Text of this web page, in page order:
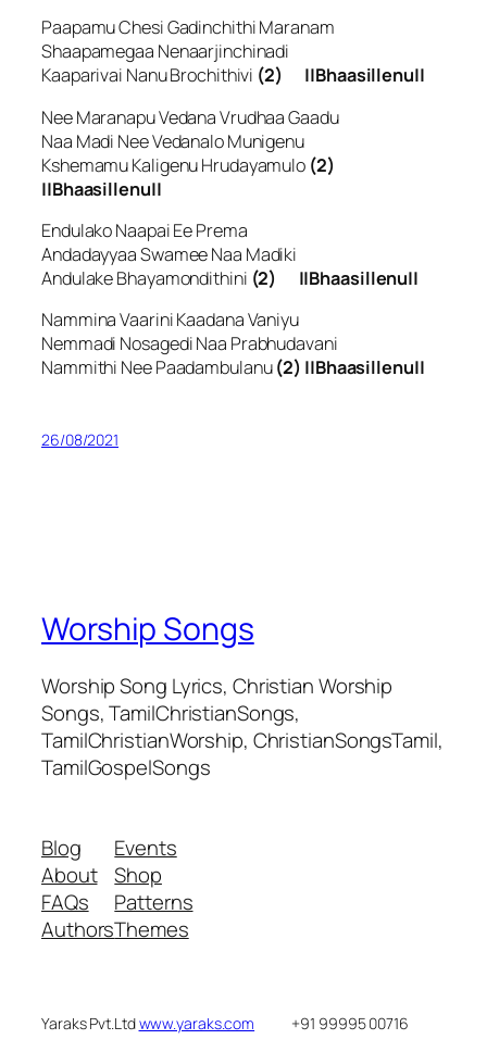
Paapamu Chesi Gadinchithi Maranam
Shaapamegaa Nenaarjinchinadi
Kaaparivai Nanu Brochithivi (2) ||Bhaasillenu||
Nee Maranapu Vedana Vrudhaa Gaadu
Naa Madi Nee Vedanalo Munigenu
Kshemamu Kaligenu Hrudayamulo (2)
||Bhaasillenu||
Endulako Naapai Ee Prema
Andadayyaa Swamee Naa Madiki
Andulake Bhayamondithini (2) ||Bhaasillenu||
Nammina Vaarini Kaadana Vaniyu
Nemmadi Nosagedi Naa Prabhudavani
Nammithi Nee Paadambulanu(2) ||Bhaasillenu||
26/08/2021
Worship Songs
Worship Song Lyrics, Christian Worship
Songs, TamilChristianSongs,
TamilChristianWorship, ChristianSongsTamil,
TamilGospelSongs
Blog
About
FAQs
Authors
Events
Shop
Patterns
Themes
Yaraks Pvt.Ltdwww.yaraks.com +91 99995 00716